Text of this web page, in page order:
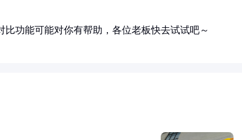
功能可能对你有帮助，各位老板快去试试吧～